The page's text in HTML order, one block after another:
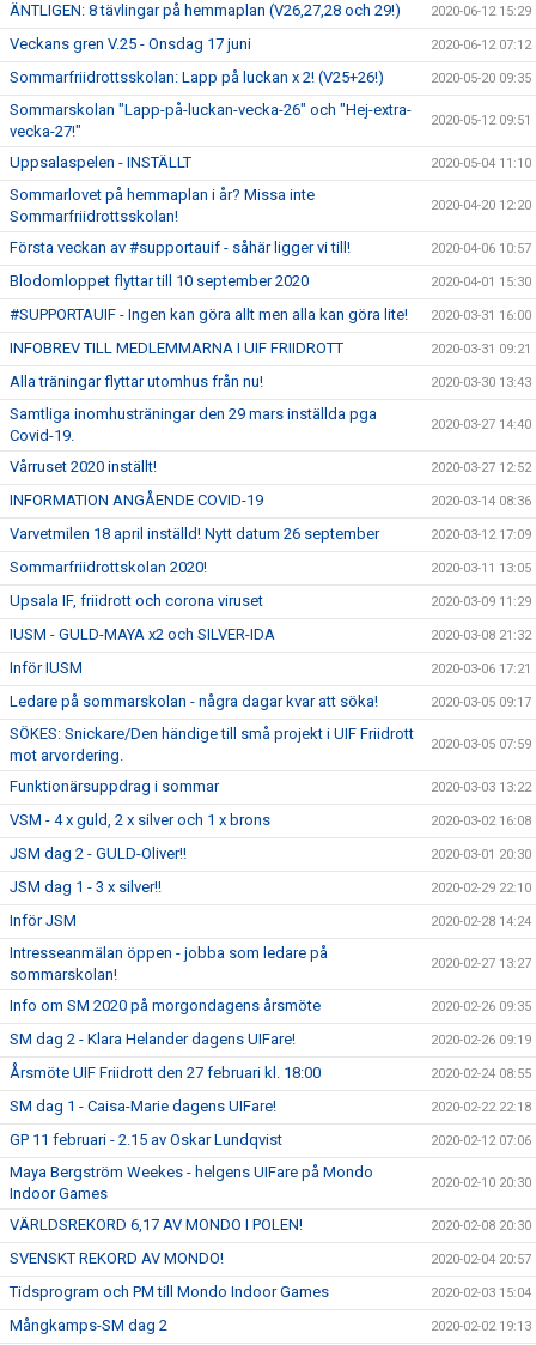
ÄNTLIGEN: 8 tävlingar på hemmaplan (V26,27,28 och 29!) 2020-06-12 15:29
Veckans gren V.25 - Onsdag 17 juni 2020-06-12 07:12
Sommarfriidrottsskolan: Lapp på luckan x 2! (V25+26!) 2020-05-20 09:35
Sommarskolan "Lapp-på-luckan-vecka-26" och "Hej-extra-
vecka-27!"
2020-05-12 09:51
Uppsalaspelen - INSTÄLLT 2020-05-04 11:10
Sommarlovet på hemmaplan i år? Missa inte
Sommarfriidrottsskolan!
2020-04-20 12:20
Första veckan av #supportauif - såhär ligger vi till! 2020-04-06 10:57
Blodomloppet flyttar till 10 september 2020 2020-04-01 15:30
#SUPPORTAUIF - Ingen kan göra allt men alla kan göra lite! 2020-03-31 16:00
INFOBREV TILL MEDLEMMARNA I UIF FRIIDROTT 2020-03-31 09:21
Alla träningar flyttar utomhus från nu! 2020-03-30 13:43
Samtliga inomhusträningar den 29 mars inställda pga
Covid-19.
2020-03-27 14:40
Vårruset 2020 inställt! 2020-03-27 12:52
INFORMATION ANGÅENDE COVID-19 2020-03-14 08:36
Varvetmilen 18 april inställd! Nytt datum 26 september 2020-03-12 17:09
Sommarfriidrottskolan 2020! 2020-03-11 13:05
Upsala IF, friidrott och corona viruset 2020-03-09 11:29
IUSM - GULD-MAYA x2 och SILVER-IDA 2020-03-08 21:32
Inför IUSM 2020-03-06 17:21
Ledare på sommarskolan - några dagar kvar att söka! 2020-03-05 09:17
SÖKES: Snickare/Den händige till små projekt i UIF Friidrott
mot arvordering.
2020-03-05 07:59
Funktionärsuppdrag i sommar 2020-03-03 13:22
VSM - 4 x guld, 2 x silver och 1 x brons 2020-03-02 16:08
JSM dag 2 - GULD-Oliver!! 2020-03-01 20:30
JSM dag 1 - 3 x silver!! 2020-02-29 22:10
Inför JSM 2020-02-28 14:24
Intresseanmälan öppen - jobba som ledare på
sommarskolan!
2020-02-27 13:27
Info om SM 2020 på morgondagens årsmöte 2020-02-26 09:35
SM dag 2 - Klara Helander dagens UIFare! 2020-02-26 09:19
Årsmöte UIF Friidrott den 27 februari kl. 18:00 2020-02-24 08:55
SM dag 1 - Caisa-Marie dagens UIFare! 2020-02-22 22:18
GP 11 februari - 2.15 av Oskar Lundqvist 2020-02-12 07:06
Maya Bergström Weekes - helgens UIFare på Mondo
Indoor Games
2020-02-10 20:30
VÄRLDSREKORD 6,17 AV MONDO I POLEN! 2020-02-08 20:30
SVENSKT REKORD AV MONDO! 2020-02-04 20:57
Tidsprogram och PM till Mondo Indoor Games 2020-02-03 15:04
Mångkamps-SM dag 2 2020-02-02 19:13